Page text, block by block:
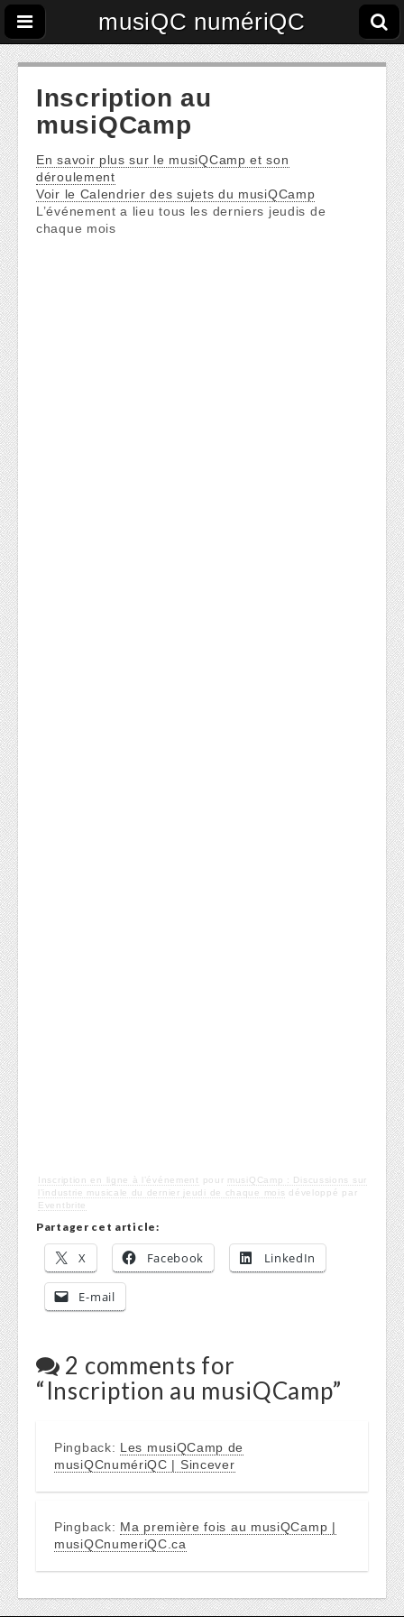
musiQC numériQC
Inscription au
musiQCamp
En savoir plus sur le musiQCamp et son
déroulement
Voir le Calendrier des sujets du musiQCamp
L’événement a lieu tous les derniers jeudis de
chaque mois
Inscription en ligne à l’événement pour musiQCamp : Discussions sur
l’industrie musicale du dernier jeudi de chaque mois développé par
Eventbrite
Partager cet article:
X Facebook LinkedIn
E-mail
2 comments for
“Inscription au musiQCamp”
Pingback: Les musiQCamp de
musiQCnumériQC | Sincever
Pingback: Ma première fois au musiQCamp |
musiQCnumeriQC.ca